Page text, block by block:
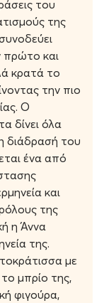
του
της
πρώτο και
κρατά το
την πιο
Ο
δίνει όλα
διάδρασή του
ένα από
και
της
η Άννα
της.
με
μπρίο της,
φιγούρα,